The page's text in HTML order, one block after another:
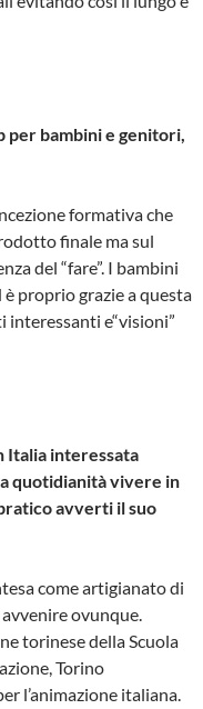
per bambini e genitori,
formativa che
finale ma sul
del “fare”. I bambini
proprio grazie a questa
interessanti e“visioni”
Italia interessata
quotidianità vivere in
avverti il suo
come artigianato di
ovunque.
torinese della Scuola
Torino
l’animazione italiana.